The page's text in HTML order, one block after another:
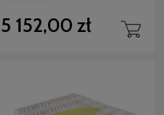
5 152,00 zł